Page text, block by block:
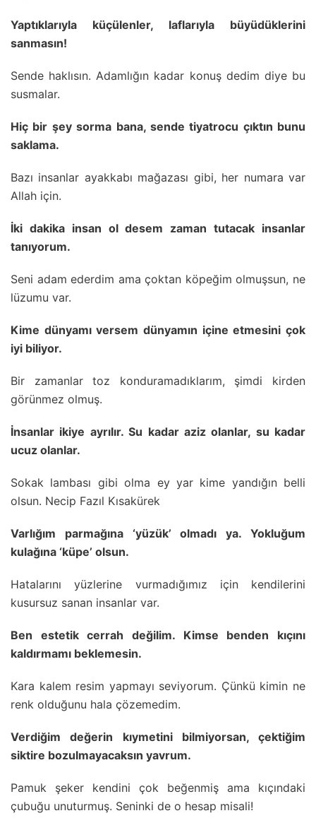
Yaptıklarıyla küçülenler, laflarıyla büyüdüklerini
sanmasın!
Sende haklısın. Adamlığın kadar konuş dedim diye bu
susmalar.
Hiç bir şey sorma bana, sende tiyatrocu çıktın bunu
saklama.
Bazı insanlar ayakkabı mağazası gibi, her numara var
Allah için.
İki dakika insan ol desem zaman tutacak insanlar
tanıyorum.
Seni adam ederdim ama çoktan köpeğim olmuşsun, ne
lüzumu var.
Kime dünyamı versem dünyamın içine etmesini çok
iyi biliyor.
Bir zamanlar toz konduramadıklarım, şimdi kirden
görünmez olmuş.
İnsanlar ikiye ayrılır. Su kadar aziz olanlar, su kadar
ucuz olanlar.
Sokak lambası gibi olma ey yar kime yandığın belli
olsun. Necip Fazıl Kısakürek
Varlığım parmağına ‘yüzük’ olmadı ya. Yokluğum
kulağına ‘küpe’ olsun.
Hatalarını yüzlerine vurmadığımız için kendilerini
kusursuz sanan insanlar var.
Ben estetik cerrah değilim. Kimse benden kıçını
kaldırmamı beklemesin.
Kara kalem resim yapmayı seviyorum. Çünkü kimin ne
renk olduğunu hala çözemedim.
Verdiğim değerin kıymetini bilmiyorsan, çektiğim
siktire bozulmayacaksın yavrum.
Pamuk şeker kendini çok beğenmiş ama kıçındaki
çubuğu unuturmuş. Seninki de o hesap misali!